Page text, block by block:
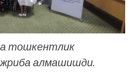
тошкентлик
алмашишди.